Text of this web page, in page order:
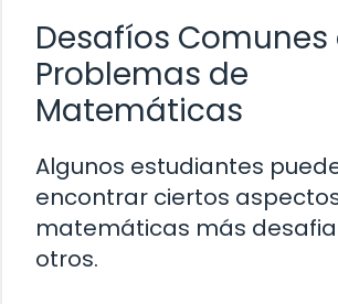
Desafíos Comunes
Problemas de
Matemáticas
Algunos estudiantes
encontrar ciertos
matemáticas más
otros.